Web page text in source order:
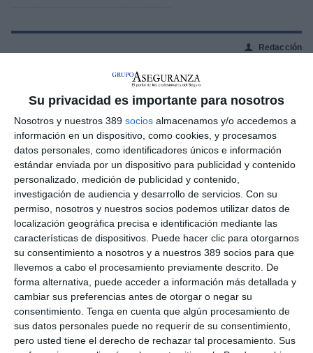
Su privacidad es importante para nosotros
Nosotros y nuestros 389 socios almacenamos y/o accedemos a
información en un dispositivo, como cookies, y procesamos
datos personales, como identificadores únicos e información
estándar enviada por un dispositivo para publicidad y contenido
personalizado, medición de publicidad y contenido,
investigación de audiencia y desarrollo de servicios. Con su
permiso, nosotros y nuestros socios podemos utilizar datos de
localización geográfica precisa e identificación mediante las
características de dispositivos. Puede hacer clic para otorgarnos
su consentimiento a nosotros y a nuestros 389 socios para que
llevemos a cabo el procesamiento previamente descrito. De
forma alternativa, puede acceder a información más detallada y
cambiar sus preferencias antes de otorgar o negar su
consentimiento. Tenga en cuenta que algún procesamiento de
sus datos personales puede no requerir de su consentimiento,
pero usted tiene el derecho de rechazar tal procesamiento. Sus
👤 Redacción
Compartir
¿Qué es Mercado Previsor?
Todo el sector conoceMercado Previsor
significativa trayectoria durante 35 largos años. Sobran
las explicaciones sobre una revista que ha marcado la
línea editorial e informativa del sector desde que vio la
luz un mes de junio de 1982, con José Luis Morillo
siempre editando y dirigiendo la publicación, siempre al
pie del cañón.
El 31 de marzo de 2017 se cerró la compra deMercado
Previsorpor parte deGrupo Aseguranza
operación que supuso un cambio de manos pero no de
valores y raíces.
Mercado Previsor
se mantiene como revista totalmente